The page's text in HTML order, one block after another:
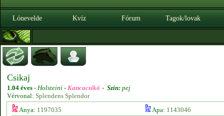
Lónevelde Kvíz Fórum Tagok/lovak
Csikaj
1.04 éves - Holsteini - Kancacsikó - Szín: pej
Vérvonal: Splendens Splendor
Anya: 1197035 Apa: 1143046